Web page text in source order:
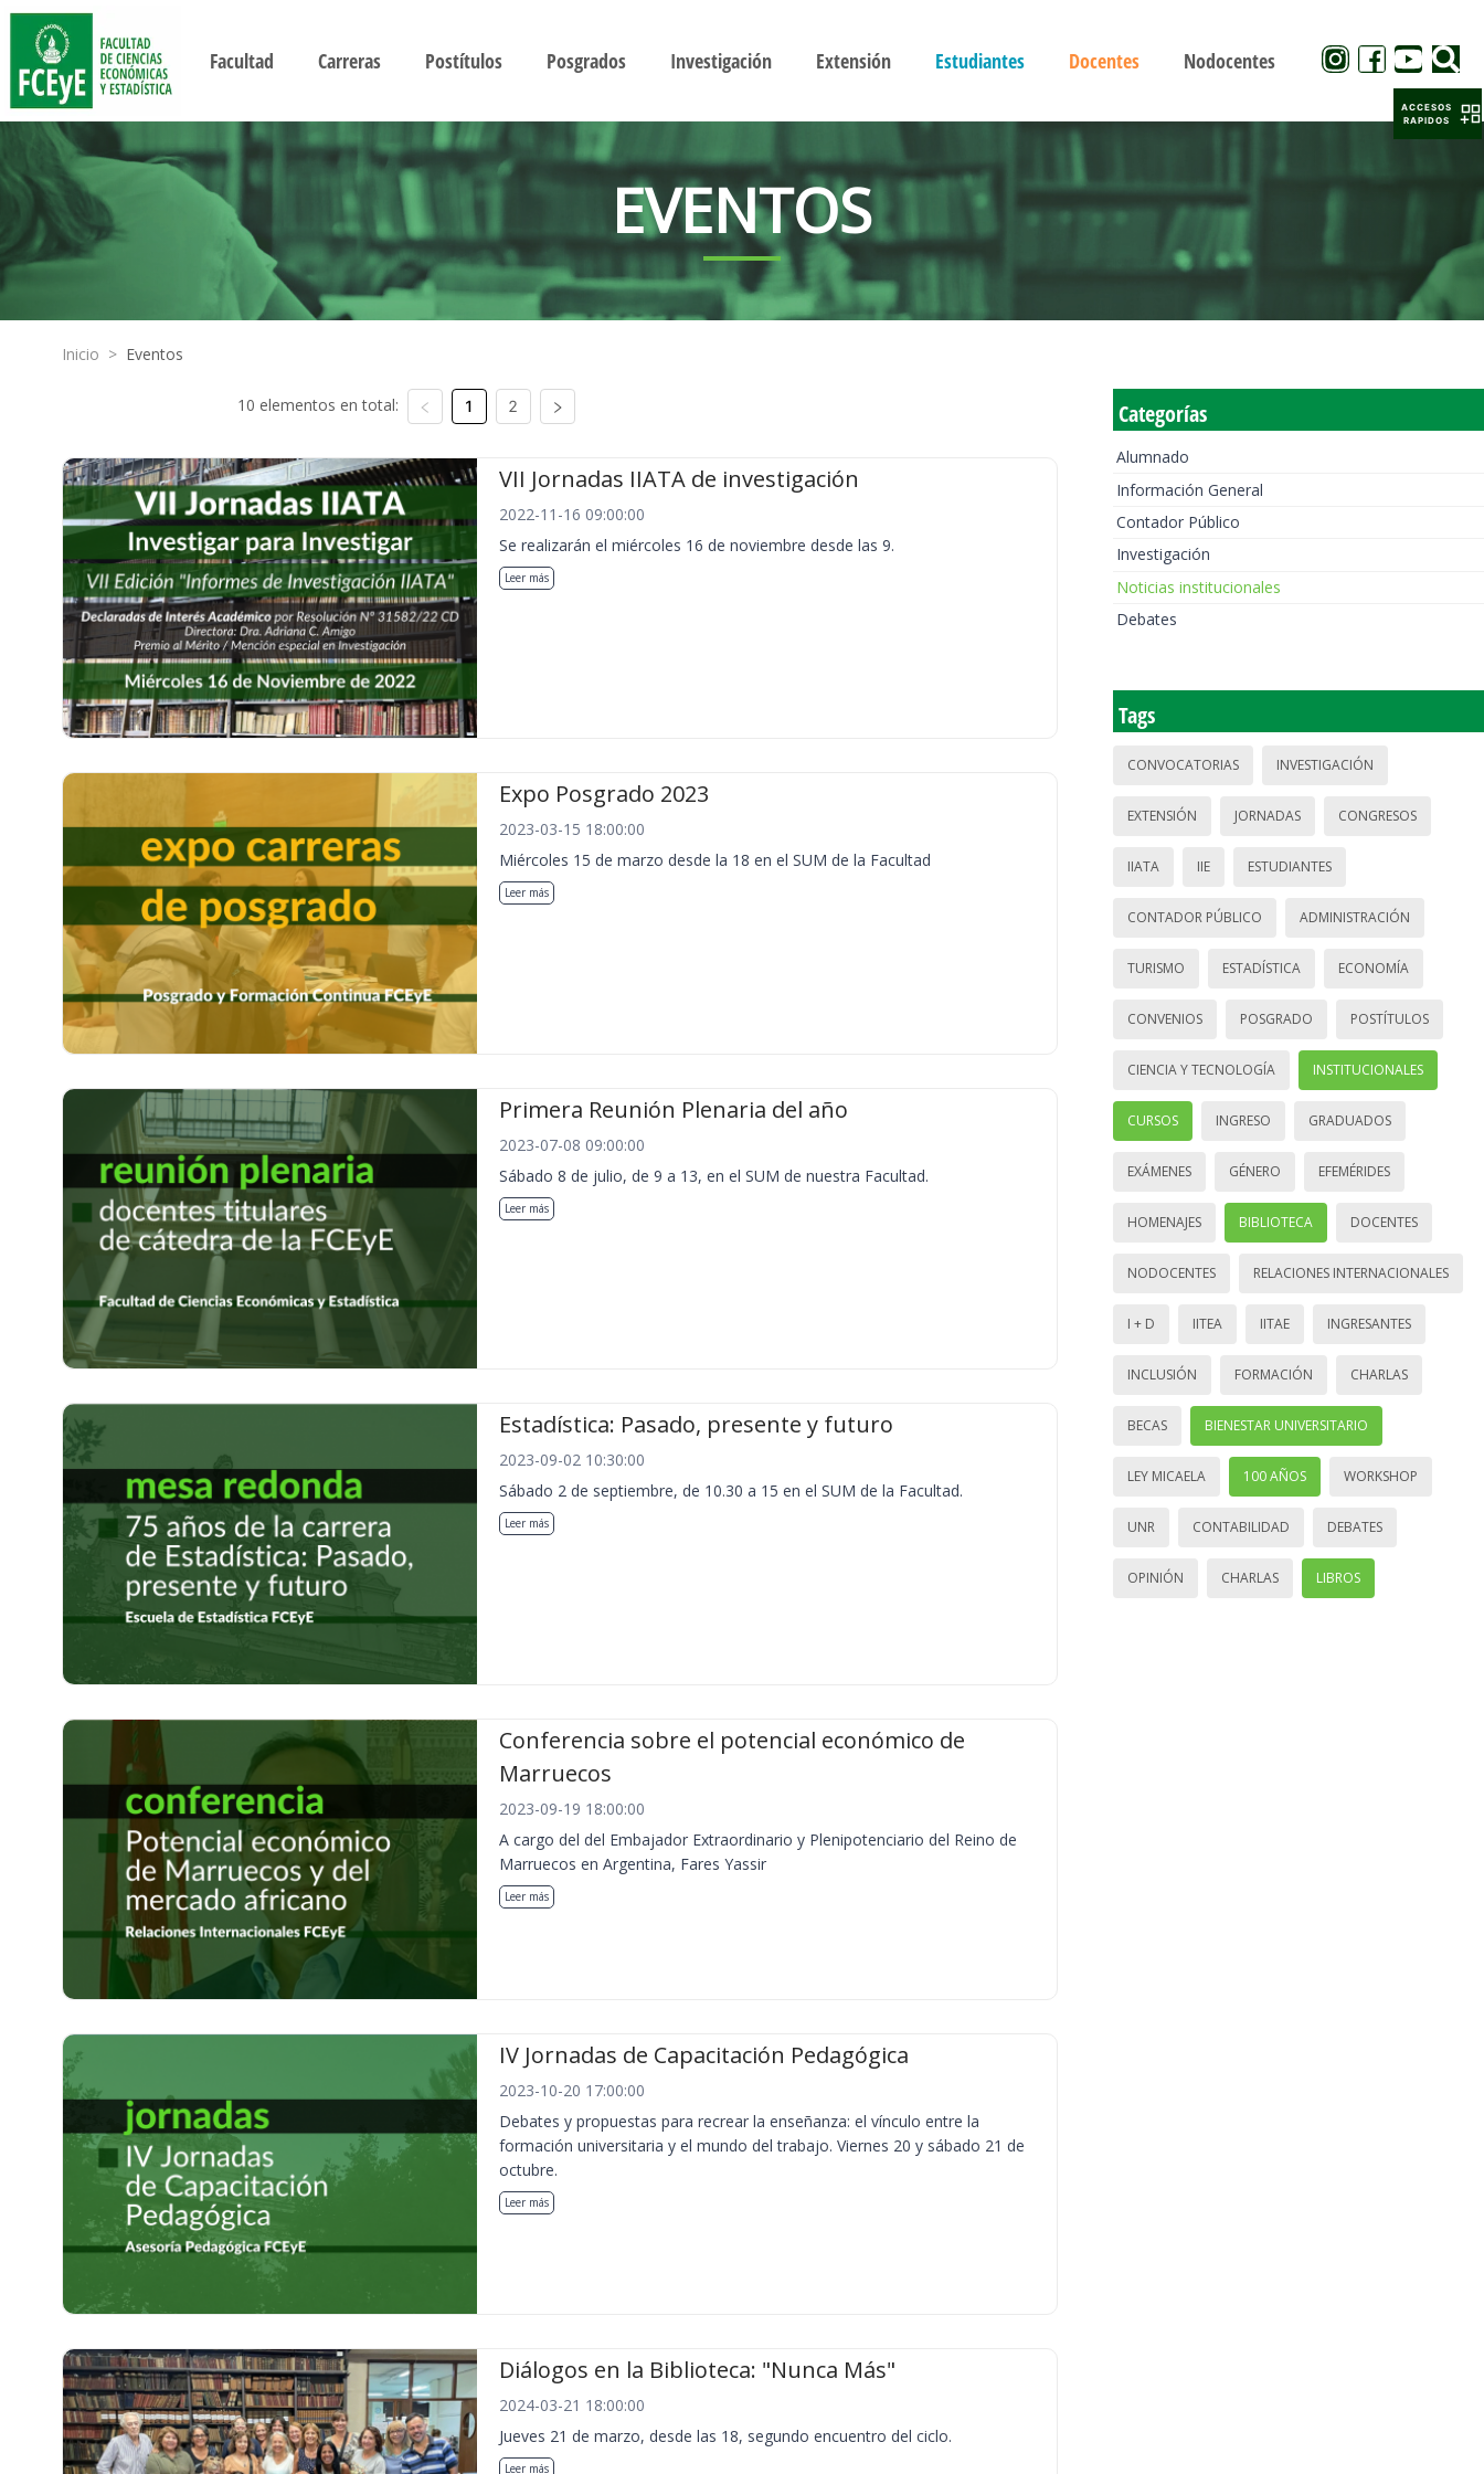
Facultad Carreras Postítulos Posgrados Investigación Extensión Estudiantes Docentes Nodocentes
EVENTOS
Inicio > Eventos
10 elementos en total: 1 2
VII Jornadas IIATA de investigación
2022-11-16 09:00:00
Se realizarán el miércoles 16 de noviembre desde las 9.
Leer más
Expo Posgrado 2023
2023-03-15 18:00:00
Miércoles 15 de marzo desde la 18 en el SUM de la Facultad
Leer más
Primera Reunión Plenaria del año
2023-07-08 09:00:00
Sábado 8 de julio, de 9 a 13, en el SUM de nuestra Facultad.
Leer más
Estadística: Pasado, presente y futuro
2023-09-02 10:30:00
Sábado 2 de septiembre, de 10.30 a 15 en el SUM de la Facultad.
Leer más
Conferencia sobre el potencial económico de
Marruecos
2023-09-19 18:00:00
A cargo del del Embajador Extraordinario y Plenipotenciario del Reino de
Marruecos en Argentina, Fares Yassir
Leer más
IV Jornadas de Capacitación Pedagógica
2023-10-20 17:00:00
Debates y propuestas para recrear la enseñanza: el vínculo entre la
formación universitaria y el mundo del trabajo. Viernes 20 y sábado 21 de
octubre.
Leer más
Diálogos en la Biblioteca: "Nunca Más"
2024-03-21 18:00:00
Jueves 21 de marzo, desde las 18, segundo encuentro del ciclo.
Leer más
Categorías
Alumnado
Información General
Contador Público
Investigación
Noticias institucionales
Debates
Tags
CONVOCATORIAS INVESTIGACIÓN
EXTENSIÓN JORNADAS CONGRESOS
IIATA IIE ESTUDIANTES
CONTADOR PÚBLICO ADMINISTRACIÓN
TURISMO ESTADÍSTICA ECONOMÍA
CONVENIOS POSGRADO POSTÍTULOS
CIENCIA Y TECNOLOGÍA INSTITUCIONALES
CURSOS INGRESO GRADUADOS
EXÁMENES GÉNERO EFEMÉRIDES
HOMENAJES BIBLIOTECA DOCENTES
NODOCENTES RELACIONES INTERNACIONALES
I + D IITEA IITAE INGRESANTES
INCLUSIÓN FORMACIÓN CHARLAS
BECAS BIENESTAR UNIVERSITARIO
LEY MICAELA 100 AÑOS WORKSHOP
UNR CONTABILIDAD DEBATES
OPINIÓN CHARLAS LIBROS
ACCESOS
RAPIDOS